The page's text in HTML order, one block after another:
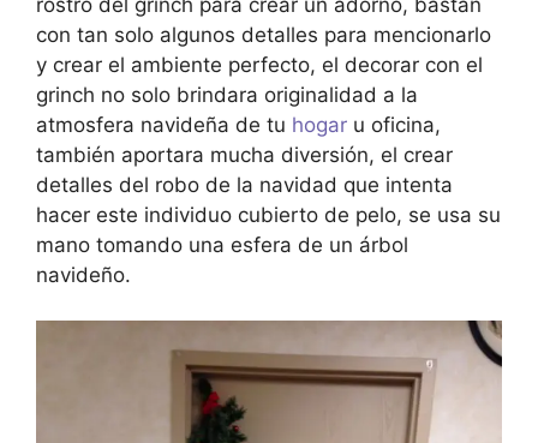
con tan solo algunos detalles para mencionarlo
y crear el ambiente perfecto, el decorar con el
grinch no solo brindara originalidad a la
atmosfera navideña de tu hogar u oficina,
también aportara mucha diversión, el crear
detalles del robo de la navidad que intenta
hacer este individuo cubierto de pelo, se usa su
mano tomando una esfera de un árbol
navideño.